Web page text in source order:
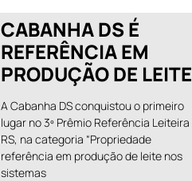
CABANHA DS É
REFERÊNCIA EM
PRODUÇÃO DE LEITE
A Cabanha DS conquistou o primeiro
lugar no 3º Prêmio Referência Leiteira
RS, na categoria “Propriedade
referência em produção de leite nos
sistemas